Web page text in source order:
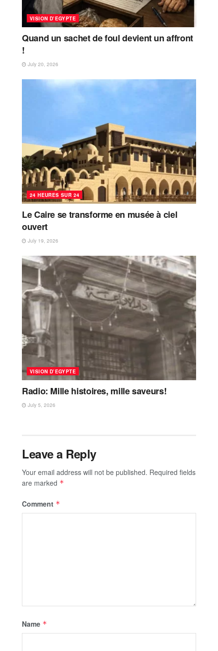
VISION D’EGYPTE
Quand un sachet de foul devient un affront
!
July 20, 2026
24 HEURES SUR 24
Le Caire se transforme en musée à ciel
ouvert
July 19, 2026
VISION D’EGYPTE
Radio: Mille histoires, mille saveurs!
July 5, 2026
Leave a Reply
Your email address will not be published. Required fields
are marked *
Comment *
Name *